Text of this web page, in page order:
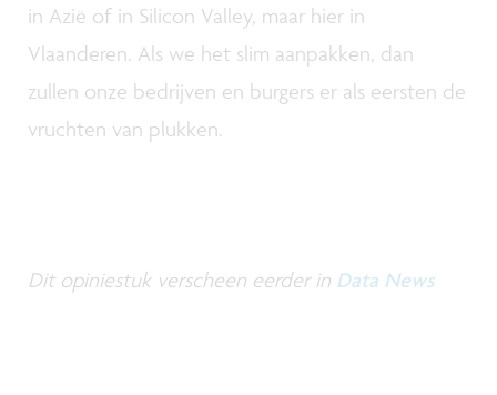
in Azië of in Silicon Valley, maar hier in
Vlaanderen. Als we het slim aanpakken, dan
zullen onze bedrijven en burgers er als eersten de
vruchten van plukken.
Dit opiniestuk verscheen eerder in Data News